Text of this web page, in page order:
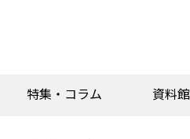
特集・コラム 資料館